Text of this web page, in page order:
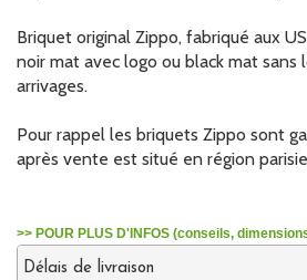
Briquet original Zippo, fabriqué aux
noir mat avec logo ou black mat sans
arrivages.
Pour rappel les briquets Zippo sont
après vente est situé en région
>> POUR PLUS D'INFOS (conseils,
Délais de livraison